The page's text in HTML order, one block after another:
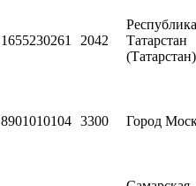
1655230261 2042
Республика
Татарстан
(Татарстан)
8901010104 3300 Город